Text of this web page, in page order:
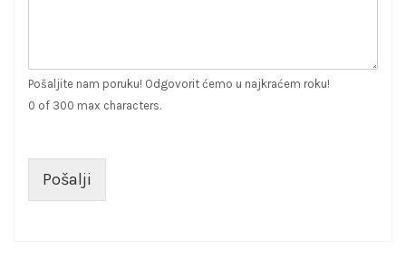
Pošaljite nam poruku! Odgovorit ćemo u najkraćem roku!
0 of 300 max characters.
Pošalji